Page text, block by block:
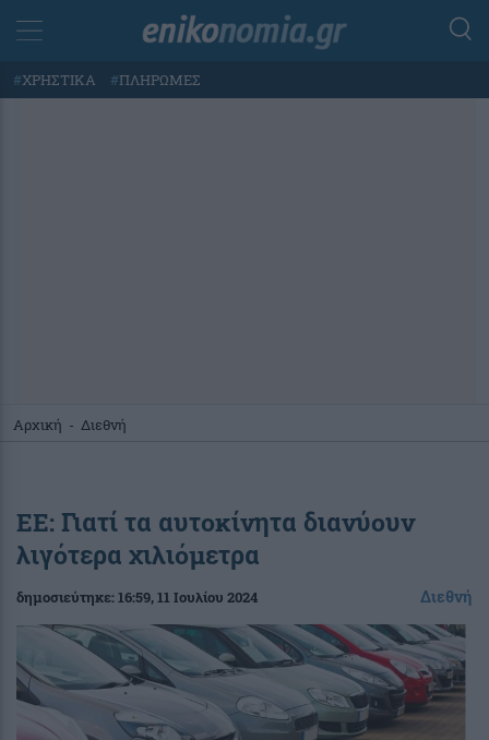
#ΧΡΗΣΤΙΚΑ #ΠΛΗΡΩΜΕΣ
Αρχική - Διεθνή
ΕΕ: Γιατί τα αυτοκίνητα διανύουν
λιγότερα χιλιόμετρα
δημοσιεύτηκε:16:59, 11 Ιουλίου 2024 Διεθνή